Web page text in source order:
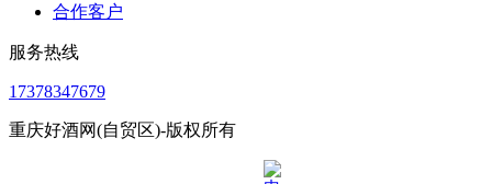
合作客户
服务热线
17378347679
重庆好酒网(自贸区)-版权所有